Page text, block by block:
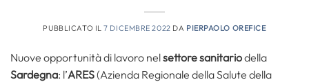
PUBBLICATO IL7 DICEMBRE 2022 DA PIERPAOLO OREFICE
Nuove opportunità di lavoro nelsettore sanitariodella
Sardegna: l’ARES(Azienda Regionale della Salute della